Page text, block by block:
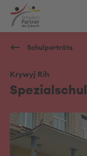
Schulporträts
Krywyj Rih